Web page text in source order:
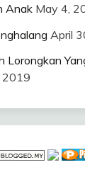
Anak May 4,
April
Lorongkan
2019